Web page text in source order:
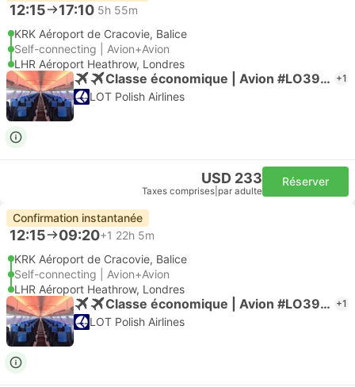
12:15 17:10 5h 55m
KRK Aéroport de Cracovie, Balice
Self-connecting | Avion+Avion
LHR Aéroport Heathrow, Londres
Classe économique | Avion #LO3908 +1
LOT Polish Airlines
USD 233
Taxes comprises par adulte
Réserver
Confirmation instantanée
12:15 09:20+1 22h 5m
KRK Aéroport de Cracovie, Balice
Self-connecting | Avion+Avion
LHR Aéroport Heathrow, Londres
Classe économique | Avion #LO3908 +1
LOT Polish Airlines